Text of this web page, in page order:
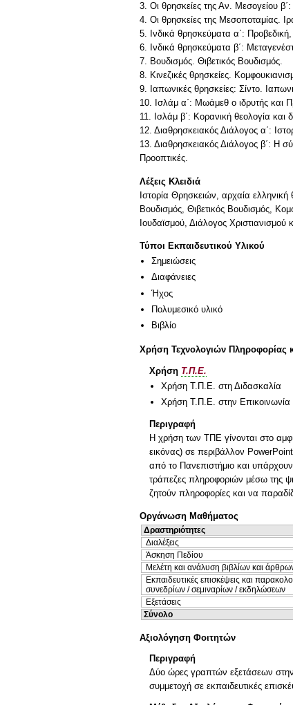
3. Οι θρησκείες της Αν. Μεσογείου
4. Οι θρησκείες της Μεσοποταμίας.
5. Ινδικά θρησκεύματα α΄:
6. Ινδικά θρησκεύματα β΄:
7. Βουδισμός. Θιβετικός Βουδισμός.
8. Κινεζικές θρησκείες.
9. Ιαπωνικές θρησκείες: Σίντο.
10. Ισλάμ α΄: Μωάμεθ ο ιδρυτής και
11. Ισλάμ β΄: Κορανική θεολογία
12. Διαθρησκειακός Διάλογος α΄:
13. Διαθρησκειακός Διάλογος β΄: Η
Λέξεις Κλειδιά
Ιστορία Θρησκειών, αρχαία ελληνική
Βουδισμός, Θιβετικός Βουδισμός,
Ιουδαϊσμού, Διάλογος Χριστιανισμού
Τύποι Εκπαιδευτικού Υλικού
Σημειώσεις
Διαφάνειες
Ήχος
Πολυμεσικό υλικό
Βιβλίο
Χρήση Τεχνολογιών Πληροφορίας
Χρήση Τ.Π.Ε.
Χρήση Τ.Π.Ε. στη Διδασκαλία
Χρήση Τ.Π.Ε. στην Επικοινωνία
Περιγραφή
Η χρήση των ΤΠΕ γίνονται στο
εικόνας) σε περιβάλλον
από το Πανεπιστήμιο και
τράπεζες πληροφοριών μέσω της
ζητούν πληροφορίες και να
Οργάνωση Μαθήματος
Δραστηριότητες
Διαλέξεις
Άσκηση Πεδίου
Μελέτη και ανάλυση βιβλίων και
Εκπαιδευτικές επισκέψεις και
συνεδρίων / σεμιναρίων / εκδηλώσεων
Εξετάσεις
Σύνολο
Αξιολόγηση Φοιτητών
Περιγραφή
Δύο ώρες γραπτών εξετάσεων
συμμετοχή σε εκπαιδευτικές